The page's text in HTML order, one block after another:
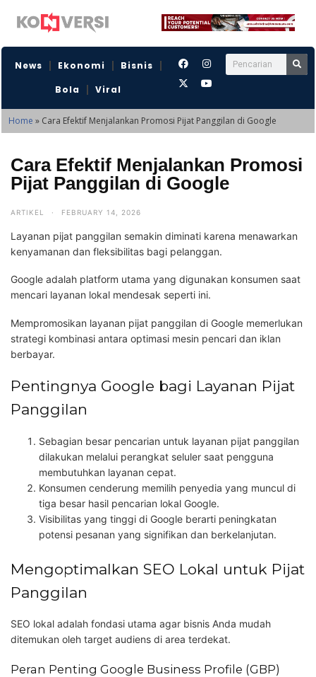
News Ekonomi
Bisnis
Bola
Viral
Home » Cara Efektif Menjalankan Promosi Pijat Panggilan di Google
Cara Efektif Menjalankan Promosi
Pijat Panggilan di Google
ARTIKEL · FEBRUARY 14, 2026
Layanan pijat panggilan semakin diminati karena menawarkan
kenyamanan dan fleksibilitas bagi pelanggan.
Google adalah platform utama yang digunakan konsumen saat
mencari layanan lokal mendesak seperti ini.
Mempromosikan layanan pijat panggilan di Google memerlukan
strategi kombinasi antara optimasi mesin pencari dan iklan
berbayar.
Pentingnya Google bagi Layanan Pijat
Panggilan
Sebagian besar pencarian untuk layanan pijat panggilan
dilakukan melalui perangkat seluler saat pengguna
membutuhkan layanan cepat.
Konsumen cenderung memilih penyedia yang muncul di
tiga besar hasil pencarian lokal Google.
Visibilitas yang tinggi di Google berarti peningkatan
potensi pesanan yang signifikan dan berkelanjutan.
Mengoptimalkan SEO Lokal untuk Pijat
Panggilan
SEO lokal adalah fondasi utama agar bisnis Anda mudah
ditemukan oleh target audiens di area terdekat.
Peran Penting Google Business Profile (GBP)